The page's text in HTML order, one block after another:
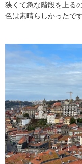
狭くて急な階段を上る
色は素晴らしかったで